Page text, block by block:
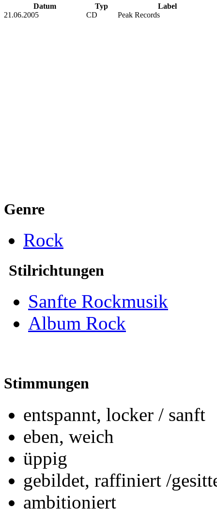
Datum Typ
Label
21.06.2005
CD Peak Records
Genre
Rock
Stilrichtungen
Sanfte Rockmusik
Album Rock
Stimmungen
entspannt, locker / sanft
eben, weich
üppig
gebildet, raffiniert /
ambitioniert